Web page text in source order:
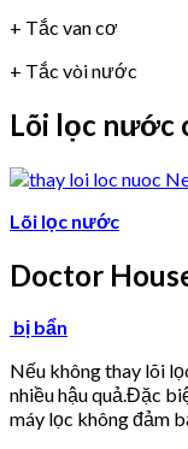
+ Tắc van cơ
+ Tắc vòi nước
Lõi lọc nước
Lõi lọc nước
Doctor
bị bẩn
Nếu không thay lõi
nhiều hậu quả.Đặc
máy lọc không đảm